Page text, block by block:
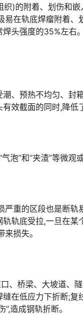
)的附着、划伤和
易在轨底焊瘤附着
头强度的35%左右
、预热不均匀、
效截面的同时,降低
泡”和“夹渣”等微观
严重的区段也是断
轨底受拉,一旦在
损失。󠅅󠅃󠄵󠅂󠄪󠇖󠆨󠆨󠇕󠆞󠆒󠅬󠇘󠆭󠆘󠇙󠆝󠅵󠇗󠆭󠆁󠄐󠇗󠅹󠅸󠇖󠆍󠅳󠇖󠅹󠅰󠇖󠆌󠅹
、桥梁、大坡道、
在低应力下折断;
造成钢轨折断。󠅅󠅃󠄵󠅂󠄪󠇖󠆨󠆨󠇕󠆞󠆒󠅬󠇘󠆭󠆘󠇙󠆝󠅵󠇗󠆭󠆁󠄐󠇗󠅹󠅸󠇖󠆍󠅳󠇖󠅹󠅰󠇖󠆌󠅹